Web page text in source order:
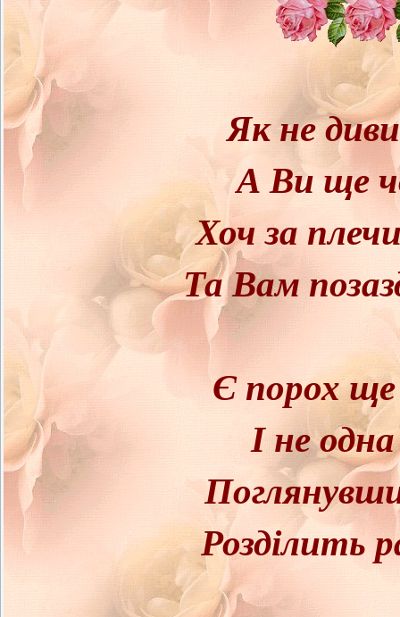
Як не
А Ви ще
Хоч за
Та Вам
Є порох ще
І не
Розділить